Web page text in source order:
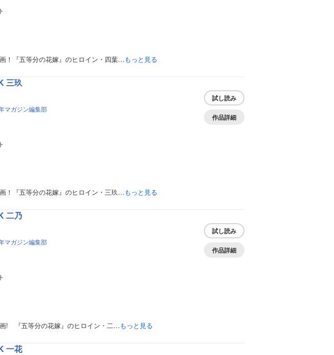
！『五等分の花嫁』のヒロイン・四葉…もっと見る
三玖
マガジン編集部
試し読み
作品詳細
！『五等分の花嫁』のヒロイン・三玖…もっと見る
二乃
マガジン編集部
試し読み
作品詳細
! 『五等分の花嫁』のヒロイン・二…もっと見る
一花